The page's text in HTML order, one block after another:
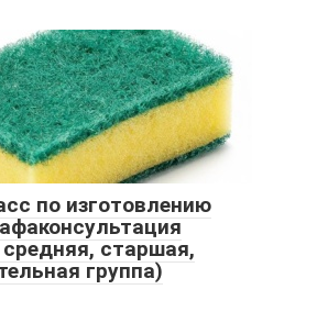
по изготовлению
старшая,
группа)